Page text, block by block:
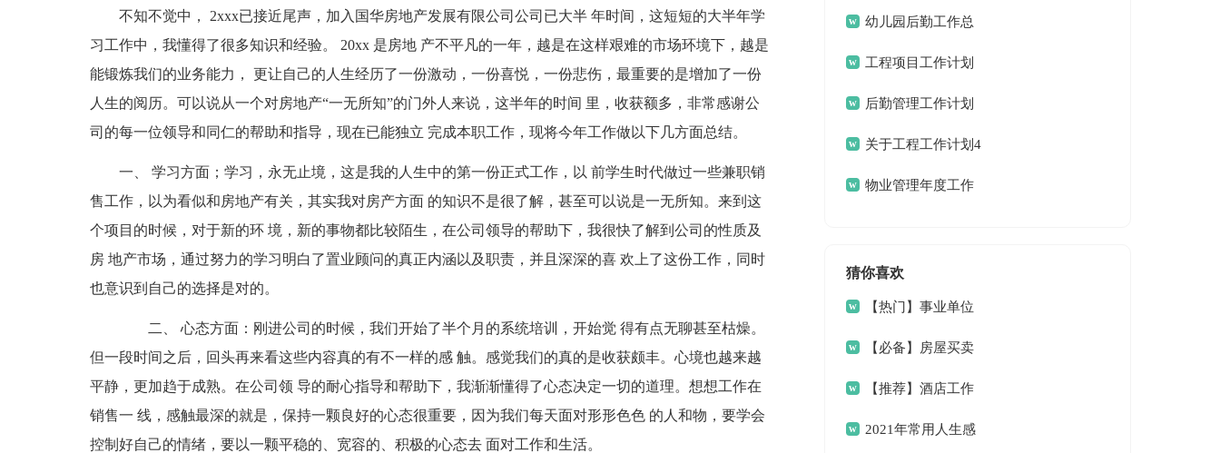
不知不觉中， 2xxx已接近尾声，加入国华房地产发展有限公司公司已大半 年时间，这短短的大半年学
习工作中，我懂得了很多知识和经验。 20xx 是房地 产不平凡的一年，越是在这样艰难的市场环境下，越是
能锻炼我们的业务能力， 更让自己的人生经历了一份激动，一份喜悦，一份悲伤，最重要的是增加了一份
人生的阅历。可以说从一个对房地产“一无所知”的门外人来说，这半年的时间 里，收获额多，非常感谢公
司的每一位领导和同仁的帮助和指导，现在已能独立 完成本职工作，现将今年工作做以下几方面总结。
一、 学习方面；学习，永无止境，这是我的人生中的第一份正式工作，以 前学生时代做过一些兼职销
售工作，以为看似和房地产有关，其实我对房产方面 的知识不是很了解，甚至可以说是一无所知。来到这
个项目的时候，对于新的环 境，新的事物都比较陌生，在公司领导的帮助下，我很快了解到公司的性质及
房 地产市场，通过努力的学习明白了置业顾问的真正内涵以及职责，并且深深的喜 欢上了这份工作，同时
也意识到自己的选择是对的。
二、 心态方面：刚进公司的时候，我们开始了半个月的系统培训，开始觉 得有点无聊甚至枯燥。
但一段时间之后，回头再来看这些内容真的有不一样的感 触。感觉我们的真的是收获颇丰。心境也越来越
平静，更加趋于成熟。在公司领 导的耐心指导和帮助下，我渐渐懂得了心态决定一切的道理。想想工作在
销售一 线，感触最深的就是，保持一颗良好的心态很重要，因为我们每天面对形形色色 的人和物，要学会
控制好自己的情绪，要以一颗平稳的、宽容的、积极的心态去 面对工作和生活。
幼儿园后勤工作总
结(15篇)
工程项目工作计划
后勤管理工作计划
关于工程工作计划4
篇 物业管理年度工作
猜你喜欢
【热门】事业单位
请假条4篇
【必备】房屋买卖
合同范文6篇
【推荐】酒店工作
总结三篇
2021年常用人生感